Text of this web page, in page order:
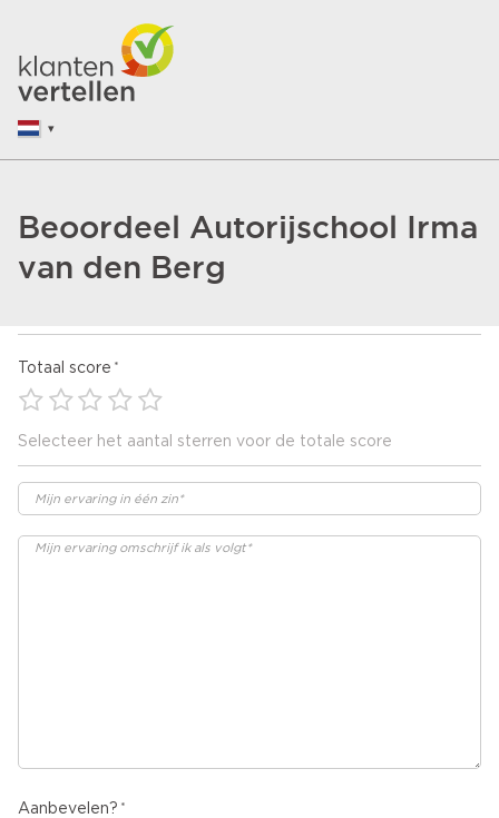
Beoordeel Autorijschool Irma
van den Berg
Totaal score
Selecteer het aantal sterren voor de totale score
Aanbevelen?